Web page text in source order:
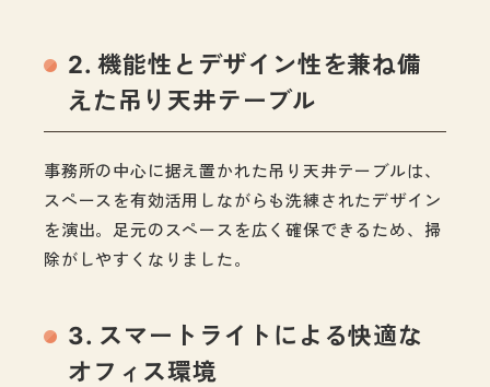
2. 機能性とデザイン性を兼ね備
えた吊り天井テーブル
事務所の中心に据え置かれた吊り天井テーブルは、
スペースを有効活用しながらも洗練されたデザイン
を演出。足元のスペースを広く確保できるため、掃
除がしやすくなりました。
3. スマートライトによる快適な
オフィス環境